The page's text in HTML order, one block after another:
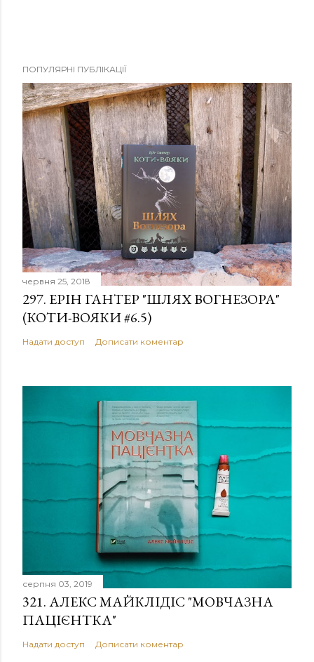
ПОПУЛЯРНІ ПУБЛІКАЦІЇ
червня 25, 2018
297. ЕРІН ГАНТЕР "ШЛЯХ ВОГНЕЗОРА"
(КОТИ-ВОЯКИ #6.5)
Надати доступ Дописати коментар
серпня 03, 2019
321. АЛЕКС МАЙКЛІДІС "МОВЧАЗНА
ПАЦІЄНТКА"
Надати доступ Дописати коментар